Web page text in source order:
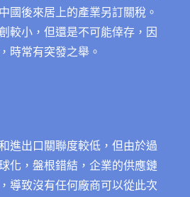
國後來居上的產業另訂關稅。
較小，但還是不可能倖存，因
時常有突發之舉。
進出口關聯度較低，但由於過
化，盤根錯結，企業的供應鏈
導致沒有任何廠商可以從此次